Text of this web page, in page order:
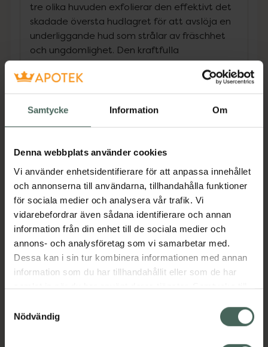
Samtycke Information Om
Denna webbplats använder cookies
Vi använder enhetsidentifierare för att anpassa innehållet
och annonserna till användarna, tillhandahålla funktioner
för sociala medier och analysera vår trafik. Vi
vidarebefordrar även sådana identifierare och annan
information från din enhet till de sociala medier och
annons- och analysföretag som vi samarbetar med.
Dessa kan i sin tur kombinera informationen med annan
information som du har tillhandahållit eller som de har
samlat in när du har använt deras tjänster. Samtycke till
återkalla ditt samtycke via webbplatsens
cookieinställningar. Ett återkallat samtycke påverkar inte
lagligheten av behandling som skett innan återkallelsen.
Nödvändig
tre olika huvuden exfolierar den effektivt det
skadade översta hudlagret för att avslöja en
underliggande hud som strålar av fräschhet
och ungdomlighet. Den kraftfulla
kombinationen av vakuumrengöring och T-
Sonic™-massage skapar en slätare och
jämnare hudyta med en enhetlig struktur och
ton samtidigt som den minimerar synligheten
KIWI™ Derma främjar hälsosam hudförnyelse
pigmenteringar. Mikrodermabrasion
kombineras med vakuumfunktionen, som
suger ut smuts från igentäppta porer och
massagen förbättrar hudens utseende
genom att minska svullnad, öka fasthet och
Jämförpris